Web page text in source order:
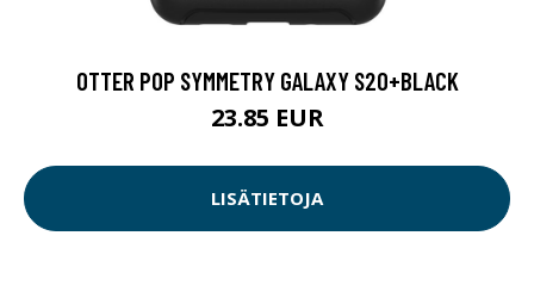
OTTER POP SYMMETRY GALAXY S20+BLACK
23.85 EUR
LISÄTIETOJA